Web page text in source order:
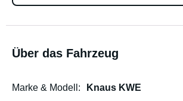
Über das Fahrzeug
Marke & Modell
Knaus KWE